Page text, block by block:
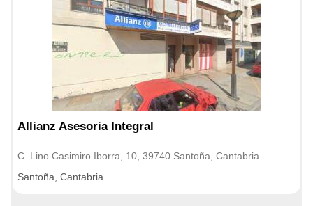
Allianz Asesoria Integral
C. Lino Casimiro Iborra, 10, 39740 Santoña, Cantabria
Santoña, Cantabria